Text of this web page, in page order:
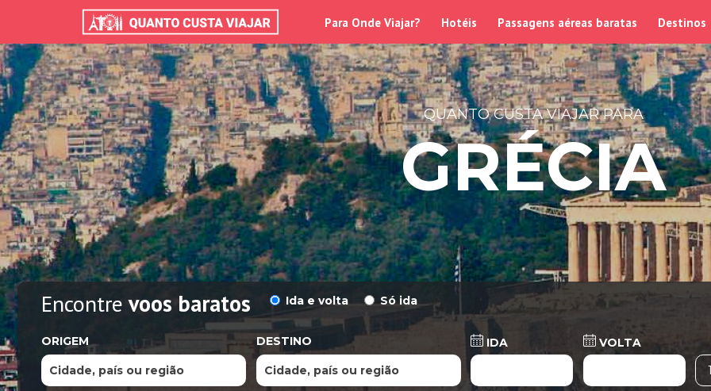
Para Onde Viajar? Hotéis Passagens aéreas baratas Destinos
QUANTO CUSTA VIAJAR PARA
GRÉCIA
Encontrevoos baratos Ida e volta Só ida
ORIGEM DESTINO IDA
VOLTA
Cidade, país ou região
Cidade, país ou região